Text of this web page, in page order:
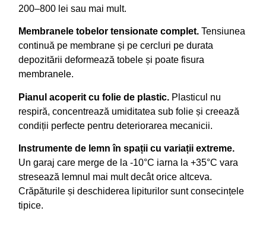
200–800 lei sau mai mult.
Membranele tobelor tensionate complet.Tensiunea
continuă pe membrane și pe cercluri pe durata
depozitării deformează tobele și poate fisura
membranele.
Pianul acoperit cu folie de plastic.Plasticul nu
respiră, concentrează umiditatea sub folie și creează
condiții perfecte pentru deteriorarea mecanicii.
Instrumente de lemn în spații cu variații extreme.
Un garaj care merge de la -10°C iarna la +35°C vara
stresează lemnul mai mult decât orice altceva.
Crăpăturile și deschiderea lipiturilor sunt consecințele
tipice.